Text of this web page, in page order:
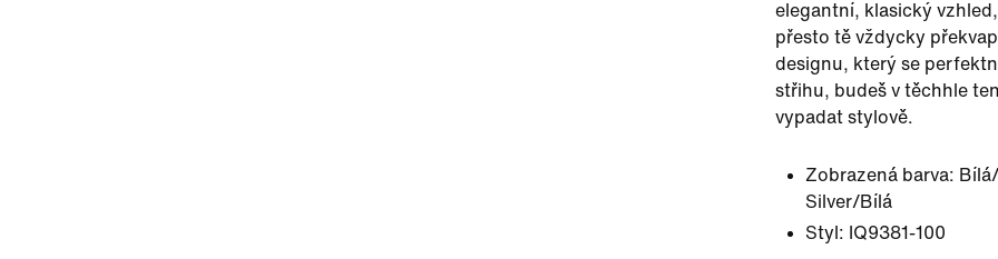
elegantní, klasický
přesto tě vždycky
designu, který se
střihu, budeš v těchhle
vypadat stylově.
Zobrazená barva:
Silver/Bílá
Styl: IQ9381-100